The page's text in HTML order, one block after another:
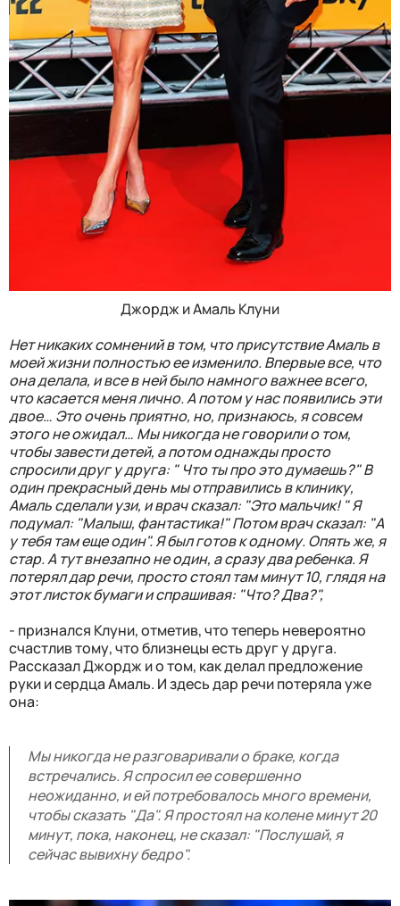
Джордж и Амаль Клуни
Нет никаких сомнений в том, что присутствие Амаль в
моей жизни полностью ее изменило. Впервые все, что
она делала, и все в ней было намного важнее всего,
что касается меня лично. А потом у нас появились эти
двое… Это очень приятно, но, признаюсь, я совсем
этого не ожидал… Мы никогда не говорили о том,
чтобы завести детей, а потом однажды просто
спросили друг у друга: " Что ты про это думаешь?" В
один прекрасный день мы отправились в клинику,
Амаль сделали узи, и врач сказал: "Это мальчик! " Я
подумал: "Малыш, фантастика!" Потом врач сказал: "А
у тебя там еще один". Я был готов к одному. Опять же, я
стар. А тут внезапно не один, а сразу два ребенка. Я
потерял дар речи, просто стоял там минут 10, глядя на
этот листок бумаги и спрашивая: "Что? Два?",
- признался Клуни, отметив, что теперь невероятно
счастлив тому, что близнецы есть друг у друга.
Рассказал Джордж и о том, как делал предложение
руки и сердца Амаль. И здесь дар речи потеряла уже
она:
Мы никогда не разговаривали о браке, когда
встречались. Я спросил ее совершенно
неожиданно, и ей потребовалось много времени,
чтобы сказать "Да". Я простоял на колене минут 20
минут, пока, наконец, не сказал: "Послушай, я
сейчас вывихну бедро".